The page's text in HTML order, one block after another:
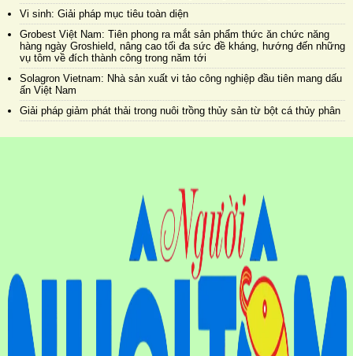
Vi sinh: Giải pháp mục tiêu toàn diện
Grobest Việt Nam: Tiên phong ra mắt sản phẩm thức ăn chức năng
hàng ngày Groshield, nâng cao tối đa sức đề kháng, hướng đến những
vụ tôm về đích thành công trong năm tới
Solagron Vietnam: Nhà sản xuất vi tảo công nghiệp đầu tiên mang dấu
ấn Việt Nam
Giải pháp giảm phát thải trong nuôi trồng thủy sản từ bột cá thủy phân